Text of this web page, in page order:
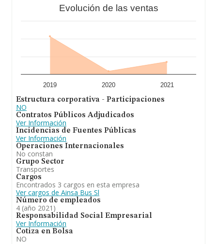
Evolución de las ventas
2019 2020 2021
Estructura corporativa - Participaciones
NO
Contratos Públicos Adjudicados
Ver Información
Incidencias de Fuentes Públicas
Ver Información
Operaciones Internacionales
No constan
Grupo Sector
Transportes
Cargos
Encontrados 3 cargos en esta empresa
Ver cargos de Ainsa Bus Sl
Número de empleados
4 (año 2021)
Responsabilidad Social Empresarial
Ver Información
Cotiza en Bolsa
NO